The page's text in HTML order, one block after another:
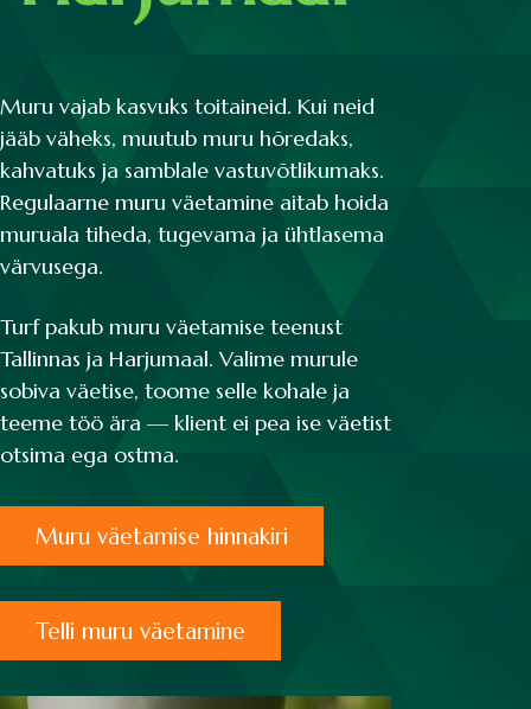
Muru vajab kasvuks toitaineid. Kui neid
jääb väheks, muutub muru hõredaks,
kahvatuks ja samblale vastuvõtlikumaks.
Regulaarne muru väetamine aitab hoida
muruala tiheda, tugevama ja ühtlasema
värvusega.
Turf pakub muru väetamise teenust
Tallinnas ja Harjumaal. Valime murule
sobiva väetise, toome selle kohale ja
teeme töö ära — klient ei pea ise väetist
otsima ega ostma.
Muru väetamise hinnakiri
Telli muru väetamine